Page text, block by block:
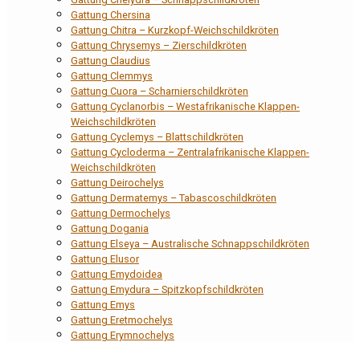
Gattung Chersina
Gattung Chitra – Kurzkopf-Weichschildkröten
Gattung Chrysemys – Zierschildkröten
Gattung Claudius
Gattung Clemmys
Gattung Cuora – Scharnierschildkröten
Gattung Cyclanorbis – Westafrikanische Klappen-
Weichschildkröten
Gattung Cyclemys – Blattschildkröten
Gattung Cycloderma – Zentralafrikanische Klappen-
Weichschildkröten
Gattung Deirochelys
Gattung Dermatemys – Tabascoschildkröten
Gattung Dermochelys
Gattung Dogania
Gattung Elseya – Australische Schnappschildkröten
Gattung Elusor
Gattung Emydoidea
Gattung Emydura – Spitzkopfschildkröten
Gattung Emys
Gattung Eretmochelys
Gattung Erymnochelys